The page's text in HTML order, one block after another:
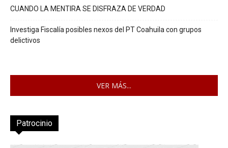
CUANDO LA MENTIRA SE DISFRAZA DE VERDAD
Investiga Fiscalía posibles nexos del PT Coahuila con grupos
delictivos
VER MÁS...
Patrocinio